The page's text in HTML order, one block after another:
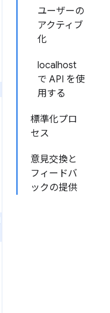
ユーザーの
アクティブ
化
localhost
で API を使
用する
標準化プロ
セス
意見交換と
フィードバ
ックの提供